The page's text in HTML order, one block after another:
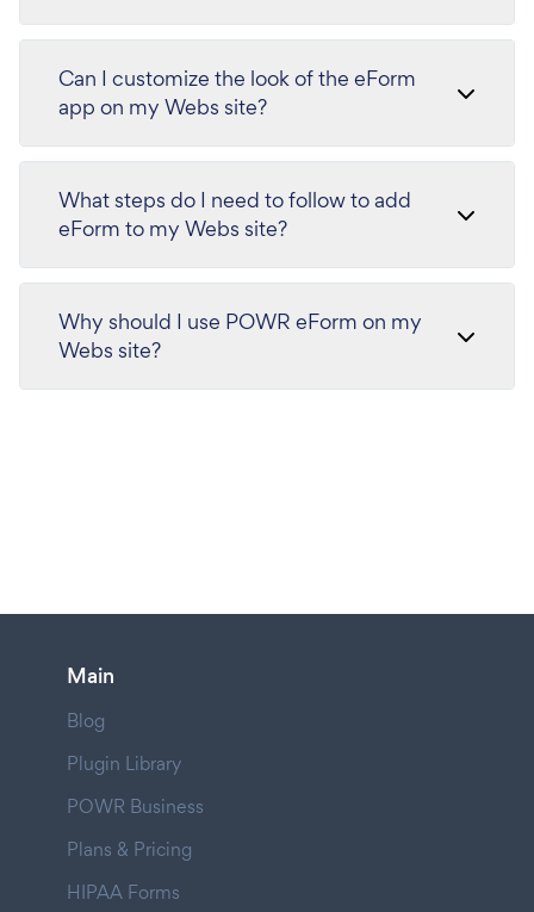
Can I customize the look of the eForm
app on my Webs site?
What steps do I need to follow to add
eForm to my Webs site?
Why should I use POWR eForm on my
Webs site?
Main
Blog
Plugin Library
POWR Business
Plans & Pricing
HIPAA Forms